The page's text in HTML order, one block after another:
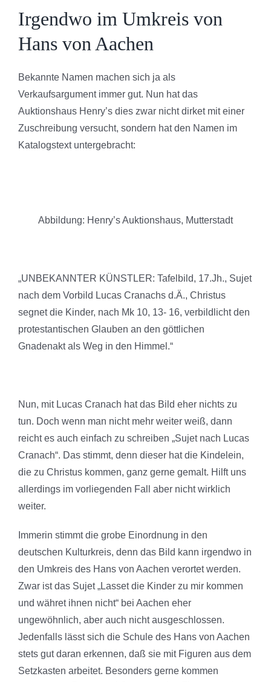
Irgendwo im Umkreis von
Hans von Aachen
Bekannte Namen machen sich ja als
Verkaufsargument immer gut. Nun hat das
Auktionshaus Henry’s dies zwar nicht dirket mit einer
Zuschreibung versucht, sondern hat den Namen im
Katalogstext untergebracht:
Abbildung: Henry’s Auktionshaus, Mutterstadt
„UNBEKANNTER KÜNSTLER: Tafelbild, 17.Jh., Sujet
nach dem Vorbild Lucas Cranachs d.Ä., Christus
segnet die Kinder, nach Mk 10, 13- 16, verbildlicht den
protestantischen Glauben an den göttlichen
Gnadenakt als Weg in den Himmel.“
Nun, mit Lucas Cranach hat das Bild eher nichts zu
tun. Doch wenn man nicht mehr weiter weiß, dann
reicht es auch einfach zu schreiben „Sujet nach Lucas
Cranach“. Das stimmt, denn dieser hat die Kindelein,
die zu Christus kommen, ganz gerne gemalt. Hilft uns
allerdings im vorliegenden Fall aber nicht wirklich
weiter.
Immerin stimmt die grobe Einordnung in den
deutschen Kulturkreis, denn das Bild kann irgendwo in
den Umkreis des Hans von Aachen verortet werden.
Zwar ist das Sujet „Lasset die Kinder zu mir kommen
und währet ihnen nicht“ bei Aachen eher
ungewöhnlich, aber auch nicht ausgeschlossen.
Jedenfalls lässt sich die Schule des Hans von Aachen
stets gut daran erkennen, daß sie mit Figuren aus dem
Setzkasten arbeitet. Besonders gerne kommen